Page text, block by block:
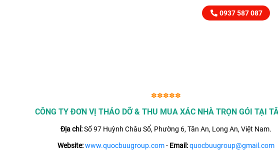
0937 587 087
✽✽✽✽✽
CÔNG TY ĐƠN VỊ THÁO DỠ & THU MUA XÁC NHÀ TRỌN GÓI TẠI
Địa chỉ:Số 97 Huỳnh Châu Sổ, Phường 6, Tân An, Long An, Việt Nam.
Website:www.quocbuugroup.com- Email:quocbuugroup@gmail.com